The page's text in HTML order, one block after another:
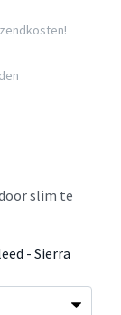
slim te
- Sierra